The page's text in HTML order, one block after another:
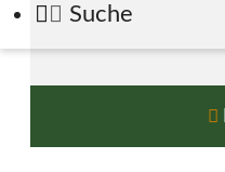
Suche